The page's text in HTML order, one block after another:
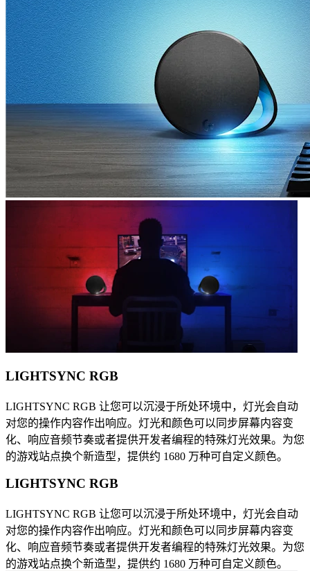
LIGHTSYNC RGB
LIGHTSYNC RGB 让您可以沉浸于所处环境中，灯光会自动
对您的操作内容作出响应。灯光和颜色可以同步屏幕内容变
化、响应音频节奏或者提供开发者编程的特殊灯光效果。为您
的游戏站点换个新造型，提供约 1680 万种可自定义颜色。
LIGHTSYNC RGB
LIGHTSYNC RGB 让您可以沉浸于所处环境中，灯光会自动
对您的操作内容作出响应。灯光和颜色可以同步屏幕内容变
化、响应音频节奏或者提供开发者编程的特殊灯光效果。为您
的游戏站点换个新造型，提供约 1680 万种可自定义颜色。